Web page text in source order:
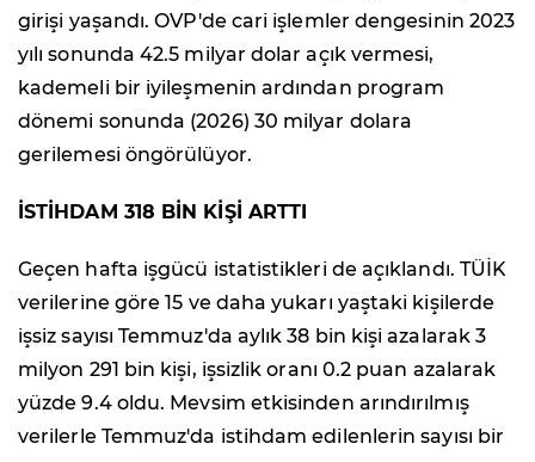
girişi yaşandı. OVP'de cari işlemler dengesinin 2023
yılı sonunda 42.5 milyar dolar açık vermesi,
kademeli bir iyileşmenin ardından program
dönemi sonunda (2026) 30 milyar dolara
gerilemesi öngörülüyor.
İSTİHDAM 318 BİN KİŞİ ARTTI
Geçen hafta işgücü istatistikleri de açıklandı. TÜİK
verilerine göre 15 ve daha yukarı yaştaki kişilerde
işsiz sayısı Temmuz'da aylık 38 bin kişi azalarak 3
milyon 291 bin kişi, işsizlik oranı 0.2 puan azalarak
yüzde 9.4 oldu. Mevsim etkisinden arındırılmış
verilerle Temmuz'da istihdam edilenlerin sayısı bir